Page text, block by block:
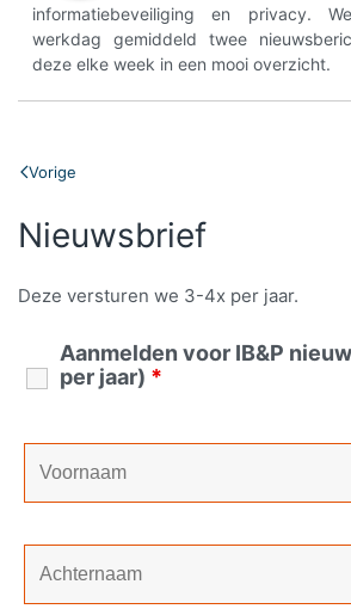
informatiebeveiliging en privacy.
werkdag gemiddeld twee
deze elke week in een mooi overzicht.
Vorige
Nieuwsbrief
Deze versturen we 3-4x per jaar.
Aanmelden voor IB&P
per jaar) *